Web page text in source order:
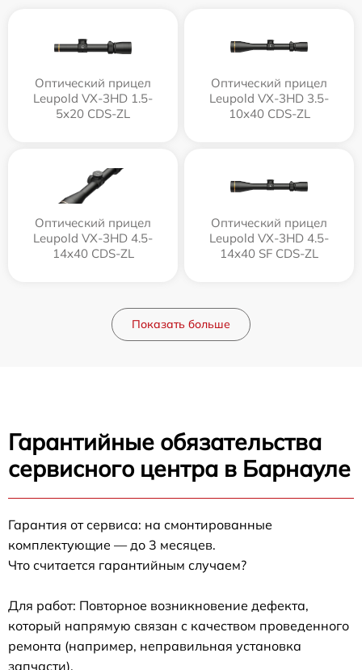
Оптический прицел
Leupold VX-3HD 1.5-
5x20 CDS-ZL
Оптический прицел
Leupold VX-3HD 3.5-
10x40 CDS-ZL
Оптический прицел
Leupold VX-3HD 4.5-
14x40 CDS-ZL
Оптический прицел
Leupold VX-3HD 4.5-
14x40 SF CDS-ZL
Показать больше
Гарантийные обязательства
сервисного центра в Барнауле
Гарантия от сервиса: на смонтированные
комплектующие — до 3 месяцев.
Что считается гарантийным случаем?
Для работ: Повторное возникновение дефекта,
который напрямую связан с качеством проведенного
ремонта (например, неправильная установка
запчасти).